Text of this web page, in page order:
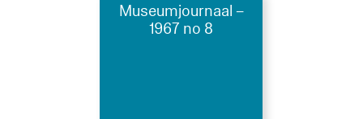
Museumjournaal –
1967 no 8